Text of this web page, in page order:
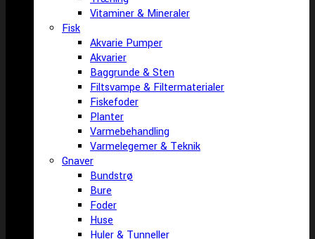
Vitaminer & Mineraler
Fisk
Akvarie Pumper
Akvarier
Baggrunde & Sten
Filtsvampe & Filtermaterialer
Fiskefoder
Planter
Varmebehandling
Varmelegemer & Teknik
Gnaver
Bundstrø
Bure
Foder
Huse
Huler & Tunneller